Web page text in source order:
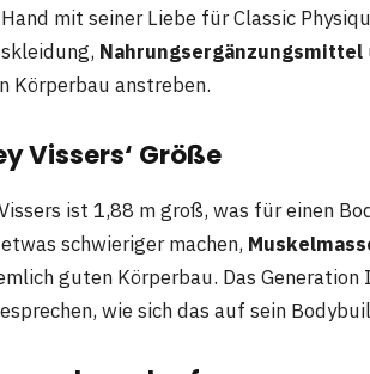
mit seiner Liebe für Classic
Nahrungsergänzungsmittel
Körperbau anstreben.
Vissers‘ Größe
ist 1,88 m groß, was für einen
schwieriger machen,
guten Körperbau. Das
wie sich das auf sein